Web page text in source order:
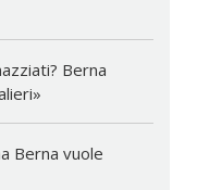
Berna
Berna vuole